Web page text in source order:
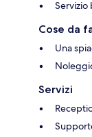
Cose da
Una
Servizi